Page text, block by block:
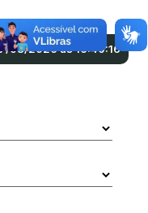
08/2026 às 16:40:16